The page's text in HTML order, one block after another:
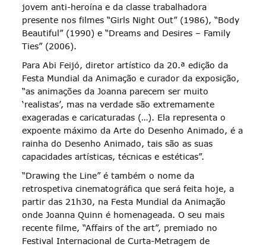
jovem anti-heroína e da classe trabalhadora
presente nos filmes “Girls Night Out” (1986), “Body
Beautiful” (1990) e “Dreams and Desires – Family
Ties” (2006).
Para Abi Feijó, diretor artístico da 20.ª edição da
Festa Mundial da Animação e curador da exposição,
“as animações da Joanna parecem ser muito
‘realistas’, mas na verdade são extremamente
exageradas e caricaturadas (…). Ela representa o
expoente máximo da Arte do Desenho Animado, é a
rainha do Desenho Animado, tais são as suas
capacidades artísticas, técnicas e estéticas”.
“Drawing the Line” é também o nome da
retrospetiva cinematográfica que será feita hoje, a
partir das 21h30, na Festa Mundial da Animação
onde Joanna Quinn é homenageada. O seu mais
recente filme, “Affairs of the art”, premiado no
Festival Internacional de Curta-Metragem de